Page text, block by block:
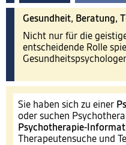
Gesundheit, Beratung,
Nicht nur für die
entscheidende Rolle
Sie haben sich zu einer
oder suchen
Psychotherapie-
Therapeutensuche und